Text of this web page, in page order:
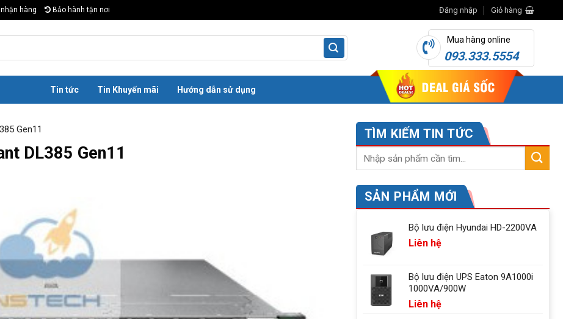
hàng Bảo hành tận nơi Đăng nhập Giỏ hàng
Mua hàng online
093.333.5554
Tin tức Tin Khuyến mãi Hướng dẫn sử dụng
Gen11
DL385 Gen11
TÌM KIẾM TIN TỨC
SẢN PHẨM MỚI
Bộ lưu điện Hyundai HD-2200VA
Liên hệ
Bộ lưu điện UPS Eaton 9A1000i
1000VA/900W
Liên hệ